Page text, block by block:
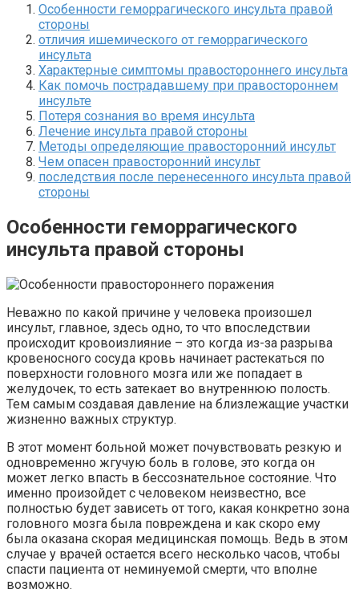
Особенности геморрагического инсульта правой
стороны
отличия ишемического от геморрагического
инсульта
Характерные симптомы правостороннего инсульта
Как помочь пострадавшему при правостороннем
инсульте
Потеря сознания во время инсульта
Лечение инсульта правой стороны
Методы определяющие правосторонний инсульт
Чем опасен правосторонний инсульт
последствия после перенесенного инсульта правой
стороны
Особенности геморрагического
инсульта правой стороны
Неважно по какой причине у человека произошел
инсульт, главное, здесь одно, то что впоследствии
происходит кровоизлияние – это когда из-за разрыва
кровеносного сосуда кровь начинает растекаться по
поверхности головного мозга или же попадает в
желудочек, то есть затекает во внутреннюю полость.
Тем самым создавая давление на близлежащие участки
жизненно важных структур.
В этот момент больной может почувствовать резкую и
одновременно жгучую боль в голове, это когда он
может легко впасть в бессознательное состояние. Что
именно произойдет с человеком неизвестно, все
полностью будет зависеть от того, какая конкретно зона
головного мозга была повреждена и как скоро ему
была оказана скорая медицинская помощь. Ведь в этом
случае у врачей остается всего несколько часов, чтобы
спасти пациента от неминуемой смерти, что вполне
возможно.